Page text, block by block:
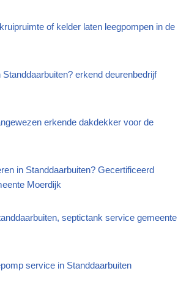
of kelder laten leegpompen in de
erkend deurenbedrijf
erkende dakdekker voor de
in Standdaarbuiten? Gecertificeerd
Moerdijk
septictank service gemeente
service in Standdaarbuiten